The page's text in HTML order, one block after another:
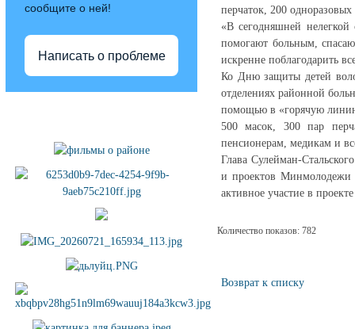
сообщите о ней!
Написать о проблеме
перчаток, 200
«В сегодняшней
помогают больным,
искренне поблагодарить
Ко Дню защиты детей
отделениях районной
помощью в «горячую
500 масок, 300 пар
пенсионерам, медикам и
Глава Сулейман-
и проектов Минмолодежи
активное участие в
Количество показов: 782
Возврат к списку